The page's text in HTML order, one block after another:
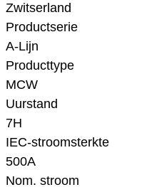
Zwitserland
Productserie
A-Lijn
Producttype
MCW
Uurstand
7H
IEC-stroomsterkte
500A
Nom. stroom